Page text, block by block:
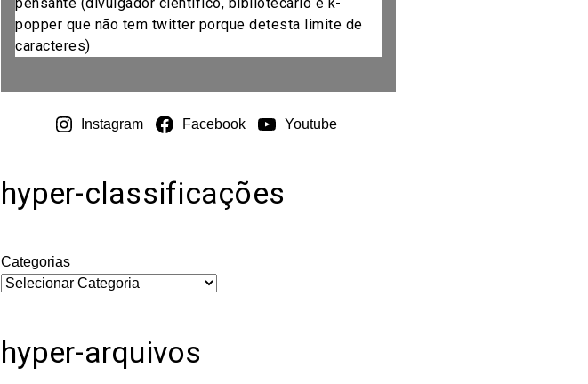
popper que não tem twitter porque detesta limite de
caracteres)
Instagram Facebook Youtube
hyper-classificações
Categorias
hyper-arquivos